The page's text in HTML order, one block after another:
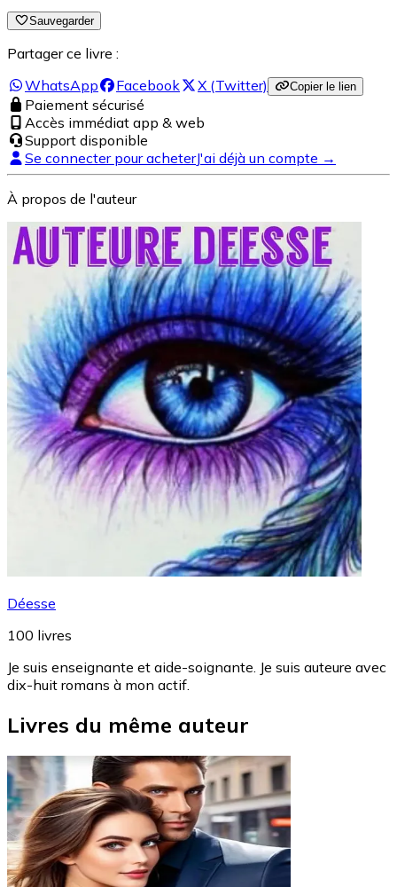
Sauvegarder
Partager ce livre :
WhatsApp
Facebook X (Twitter) Copier le lien
Paiement sécurisé
Accès immédiat app & web
Support disponible
Se connecter pour acheterJ'ai déjà un compte →
À propos de l'auteur
Déesse
100 livres
Je suis enseignante et aide-soignante. Je suis auteure avec
dix-huit romans à mon actif.
Livres du même auteur